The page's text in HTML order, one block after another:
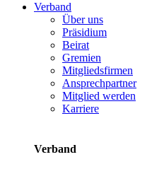
Verband
Über uns
Präsidium
Beirat
Gremien
Mitgliedsfirmen
Ansprechpartner
Mitglied werden
Karriere
Verband